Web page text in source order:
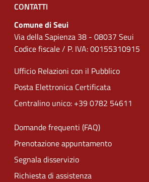
CONTATTI
Comune di Seui
Via della Sapienza 38 - 08037 Seui
Codice fiscale / P. IVA: 00155310915
Ufficio Relazioni con il Pubblico
Posta Elettronica Certificata
Centralino unico: +39 0782 54611
Domande frequenti (FAQ)
Prenotazione appuntamento
Segnala disservizio
Richiesta di assistenza